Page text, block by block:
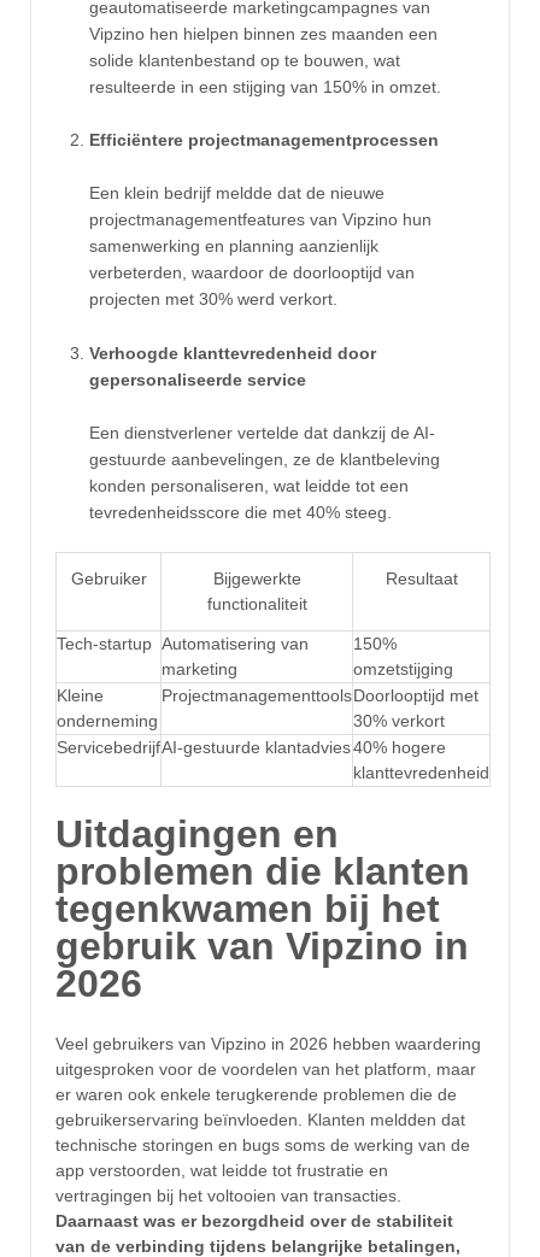
geautomatiseerde marketingcampagnes van
Vipzino hen hielpen binnen zes maanden een
solide klantenbestand op te bouwen, wat
resulteerde in een stijging van 150% in omzet.
Efficiëntere projectmanagementprocessen
Een klein bedrijf meldde dat de nieuwe
projectmanagementfeatures van Vipzino hun
samenwerking en planning aanzienlijk
verbeterden, waardoor de doorlooptijd van
projecten met 30% werd verkort.
Verhoogde klanttevredenheid door
gepersonaliseerde service
Een dienstverlener vertelde dat dankzij de AI-
gestuurde aanbevelingen, ze de klantbeleving
konden personaliseren, wat leidde tot een
tevredenheidsscore die met 40% steeg.
Gebruiker
Bijgewerkte
functionaliteit
Resultaat
Tech-startup Automatisering van
marketing
150%
omzetstijging
Kleine
onderneming
ProjectmanagementtoolsDoorlooptijd met
30% verkort
ServicebedrijfAI-gestuurde klantadvies40% hogere
klanttevredenheid
Uitdagingen en
problemen die klanten
tegenkwamen bij het
gebruik van Vipzino in
2026
Veel gebruikers van Vipzino in 2026 hebben waardering
uitgesproken voor de voordelen van het platform, maar
er waren ook enkele terugkerende problemen die de
gebruikerservaring beïnvloeden. Klanten meldden dat
technische storingen en bugs soms de werking van de
app verstoorden, wat leidde tot frustratie en
vertragingen bij het voltooien van transacties.
Daarnaast was er bezorgdheid over de stabiliteit
van de verbinding tijdens belangrijke betalingen,